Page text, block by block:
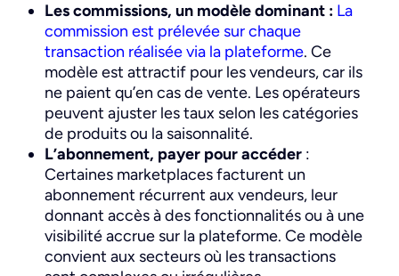
Les commissions, un modèle dominant : La
commission est prélevée sur chaque
transaction réalisée via la plateforme. Ce
modèle est attractif pour les vendeurs, car ils
ne paient qu’en cas de vente. Les opérateurs
peuvent ajuster les taux selon les catégories
de produits ou la saisonnalité.
L’abonnement, payer pour accéder :
Certaines marketplaces facturent un
abonnement récurrent aux vendeurs, leur
donnant accès à des fonctionnalités ou à une
visibilité accrue sur la plateforme. Ce modèle
convient aux secteurs où les transactions